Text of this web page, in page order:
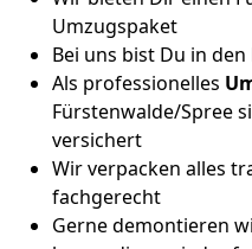
Umzugspaket
Bei uns bist Du in
Als professionelles
Fürstenwalde/Spree
versichert
Wir verpacken alles
fachgerecht
Gerne demontieren